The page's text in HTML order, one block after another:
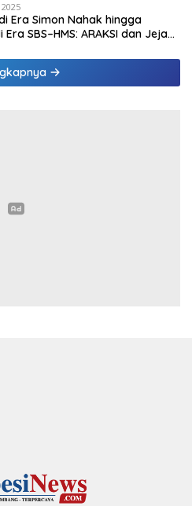
Era Simon Nahak hingga
SBS–HMS: ARAKSI dan Jejak